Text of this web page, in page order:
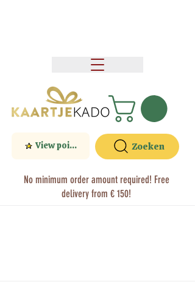
No minimum order amount required! Free
delivery from € 150!
View points Zoeken